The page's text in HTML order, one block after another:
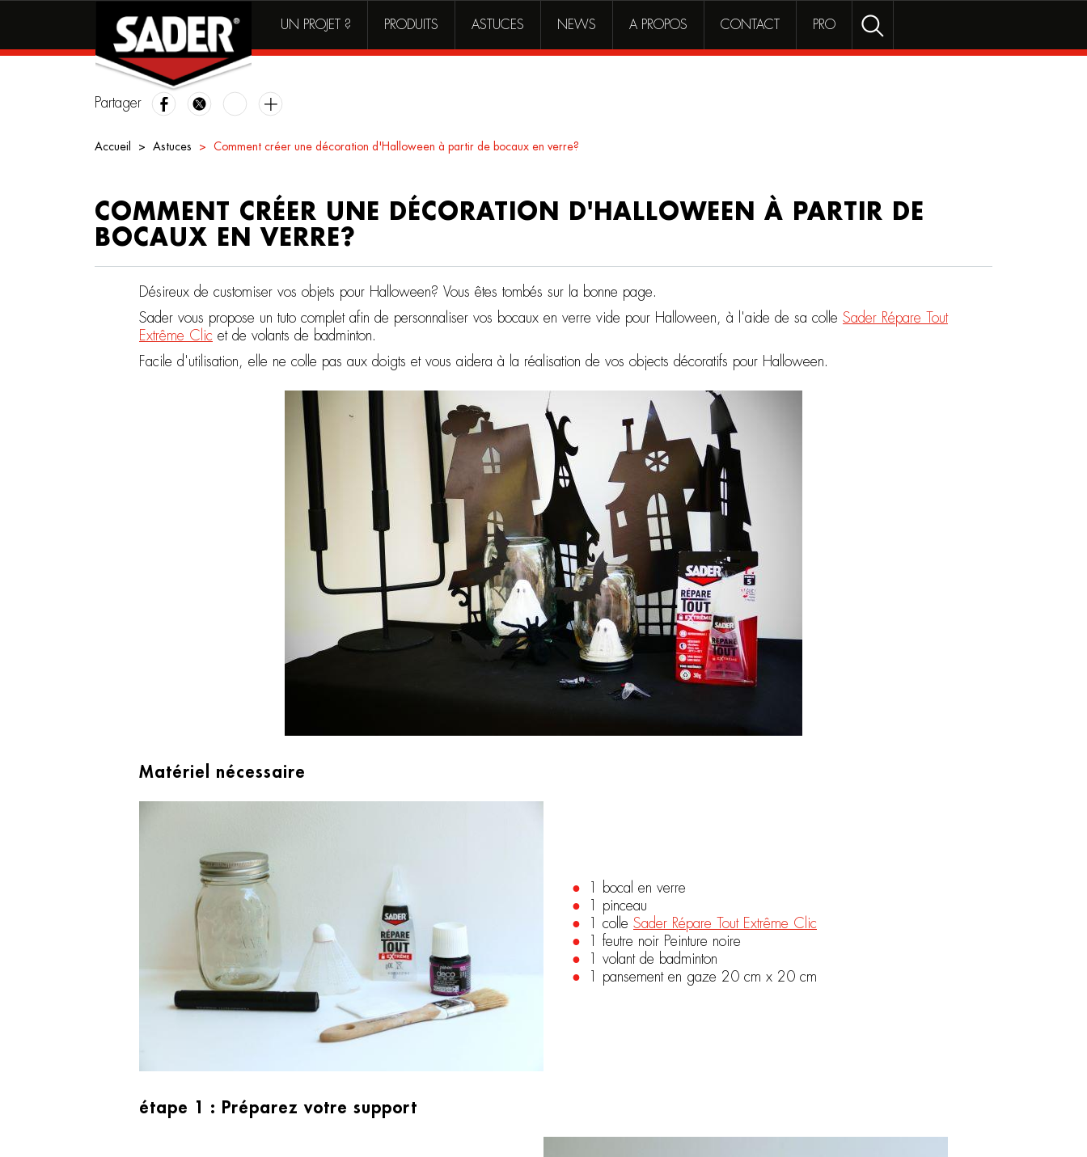
UN PROJET ? PRODUITS ASTUCES NEWS A PROPOS CONTACT PRO
Accueil Astuces Comment créer une décoration d'Halloween à partir de bocaux en verre?
Partager
COMMENT CRÉER UNE DÉCORATION D'HALLOWEEN À PARTIR DE
BOCAUX EN VERRE?
Désireux de customiser vos objets pour Halloween? Vous êtes tombés sur la bonne page.
Sader vous propose un tuto complet afin de personnaliser vos bocaux en verre vide pour Halloween, à l'aide de sa colle Sader Répare Tout
Extrême Clic et de volants de badminton.
Facile d'utilisation, elle ne colle pas aux doigts et vous aidera à la réalisation de vos objects décoratifs pour Halloween.
Matériel nécessaire
1 bocal en verre
1 pinceau
1 colle Sader Répare Tout Extrême Clic
1 feutre noir Peinture noire
1 volant de badminton
1 pansement en gaze 20 cm x 20 cm
étape 1 : Préparez votre support